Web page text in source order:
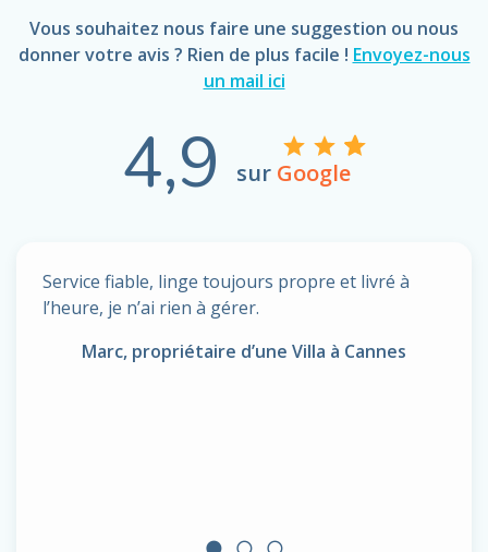
Vous souhaitez nous faire une suggestion ou nous
donner votre avis ? Rien de plus facile ! Envoyez-nous
un mail ici
4,9 sur Google
Service fiable, linge toujours propre et livré à
l’heure, je n’ai rien à gérer.
Marc, propriétaire d’une Villa à Cannes
circle radio_button_unchecked radio_button_unchecked